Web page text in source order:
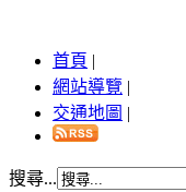
首頁 |
網站導覽 |
交通地圖 |
搜尋...